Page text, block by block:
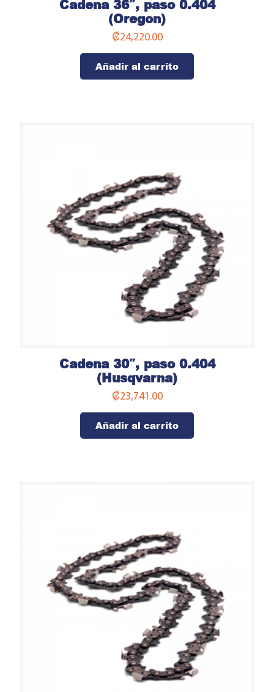
Cadena 36″, paso 0.404
(Oregon)
₡24,220.00
Añadir al carrito
Cadena 30″, paso 0.404
(Husqvarna)
₡23,741.00
Añadir al carrito